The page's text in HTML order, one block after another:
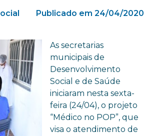
Publicado em 24/04/2020
As secretarias
municipais de
Desenvolvimento
Social e de Saúde
iniciaram nesta sexta-
feira (24/04), o projeto
“Médico no POP”, que
visa o atendimento de